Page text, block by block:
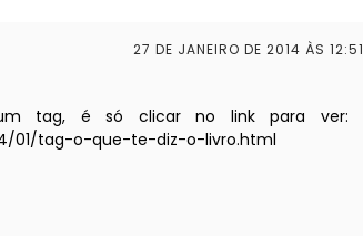
27 DE JANEIRO DE 2014 ÀS 12:51
tag, é só clicar no link para ver:
01/tag-o-que-te-diz-o-livro.html